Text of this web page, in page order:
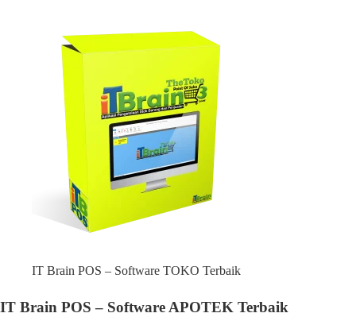
IT Brain POS – Software TOKO Terbaik
IT Brain POS – Software APOTEK Terbaik